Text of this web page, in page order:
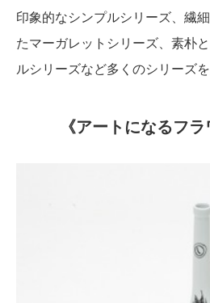
印象的なシンプルシリーズ、繊
たマーガレットシリーズ、素朴
ルシリーズなど多くのシリーズを
《アートになるフラ